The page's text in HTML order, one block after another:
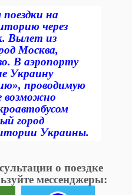
на
через
Вылет из
Москва,
В аэропорту
Украину
проводимую
возможно
город
Украины.
о поездке
мессенджеры: